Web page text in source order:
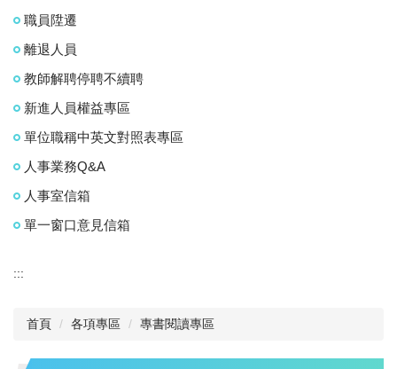
職員陞遷
離退人員
教師解聘停聘不續聘
新進人員權益專區
單位職稱中英文對照表專區
人事業務Q&A
人事室信箱
單一窗口意見信箱
:::
首頁 各項專區 專書閱讀專區